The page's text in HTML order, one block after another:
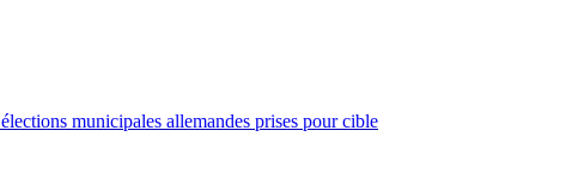
municipales allemandes prises pour cible